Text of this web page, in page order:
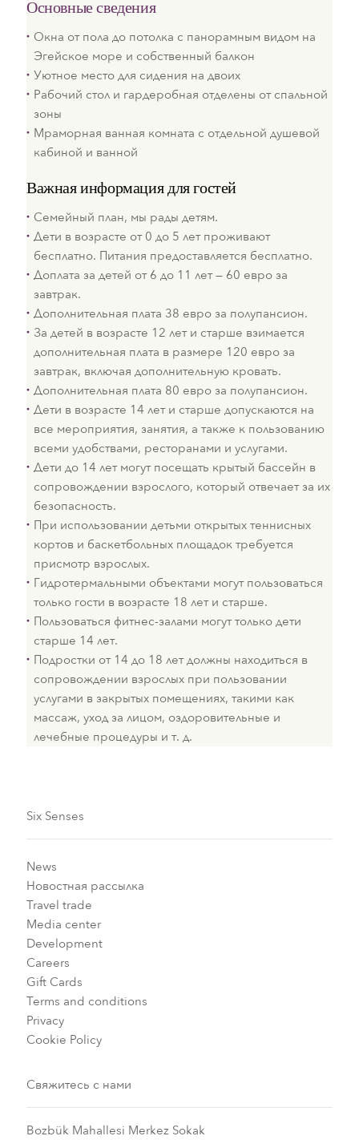
Основные сведения
Окна от пола до потолка с панорамным видом на
Эгейское море и собственный балкон
Уютное место для сидения на двоих
Рабочий стол и гардеробная отделены от спальной
зоны
Мраморная ванная комната с отдельной душевой
кабиной и ванной
Важная информация для гостей
Семейный план, мы рады детям.
Дети в возрасте от 0 до 5 лет проживают
бесплатно. Питания предоставляется бесплатно.
Доплата за детей от 6 до 11 лет — 60 евро за
завтрак.
Дополнительная плата 38 евро за полупансион.
За детей в возрасте 12 лет и старше взимается
дополнительная плата в размере 120 евро за
завтрак, включая дополнительную кровать.
Дополнительная плата 80 евро за полупансион.
Дети в возрасте 14 лет и старше допускаются на
все мероприятия, занятия, а также к пользованию
всеми удобствами, ресторанами и услугами.
Дети до 14 лет могут посещать крытый бассейн в
сопровождении взрослого, который отвечает за их
безопасность.
При использовании детьми открытых теннисных
кортов и баскетбольных площадок требуется
присмотр взрослых.
Гидротермальными объектами могут пользоваться
только гости в возрасте 18 лет и старше.
Пользоваться фитнес-залами могут только дети
старше 14 лет.
Подростки от 14 до 18 лет должны находиться в
сопровождении взрослых при пользовании
услугами в закрытых помещениях, такими как
массаж, уход за лицом, оздоровительные и
лечебные процедуры и т. д.
Six Senses
News
Новостная рассылка
Travel trade
Media center
Development
Careers
Gift Cards
Terms and conditions
Privacy
Cookie Policy
Свяжитесь с нами
Bozbük Mahallesi Merkez Sokak